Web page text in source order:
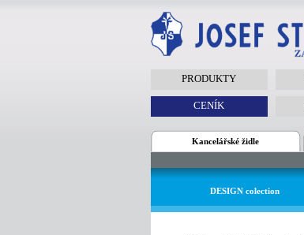
PRODUKTY
CENÍK
Kancelářské židle
DESIGN colection